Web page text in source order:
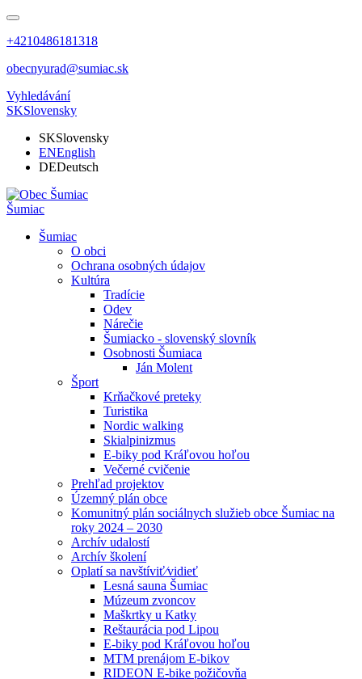
+4210486181318
obecnyurad@sumiac.sk
Vyhledávání
SKSlovensky
SKSlovensky
ENEnglish
DEDeutsch
Šumiac
Šumiac
O obci
Ochrana osobných údajov
Kultúra
Tradície
Odev
Nárečie
Šumiacko - slovenský slovník
Osobnosti Šumiaca
Ján Molent
Šport
Krňačkové preteky
Turistika
Nordic walking
Skialpinizmus
E-biky pod Kráľovou hoľou
Večerné cvičenie
Prehľad projektov
Územný plán obce
Komunitný plán sociálnych služieb obce Šumiac na
roky 2024 – 2030
Archív udalostí
Archív školení
Oplatí sa navštíviť⁄vidieť
Lesná sauna Šumiac
Múzeum zvoncov
Maškrtky u Katky
Reštaurácia pod Lipou
E-biky pod Kráľovou hoľou
MTM prenájom E-bikov
RIDEON E-bike požičovňa